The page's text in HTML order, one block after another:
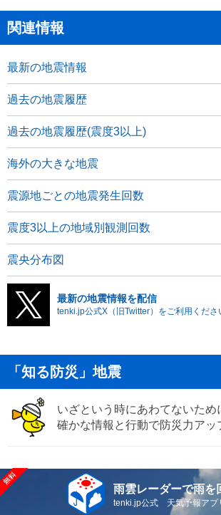
関連情報
最新の地震情報
過去の地震履歴
過去の地震履歴(震度3以上)
海外の大きな地震
震源地ごとの地震発生回数
震度3以上の地域別観測回数
震央分布図
最新の地震情報を配信
tenki.jp公式X（旧Twitter）をご利用くださ
「知る防災」地震
いざという時にあわてないため
確かな情報と行動で防災力アッ
雨雲レーダーで雨を
tenki.jp公式 天気予報アプ